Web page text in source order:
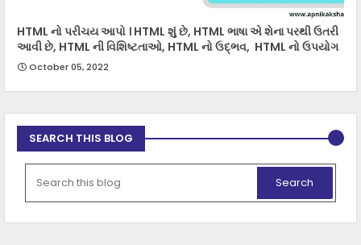
HTML નો પરીચય આપો । HTML શું છે, HTML ભાષા એ શેના પરથી ઉતરી
આવી છે, HTML ની વિશિષ્ટતાઓ, HTML નો ઉદ્ભવ, HTML નો ઉપયોગ
October 05, 2022
SEARCH THIS BLOG